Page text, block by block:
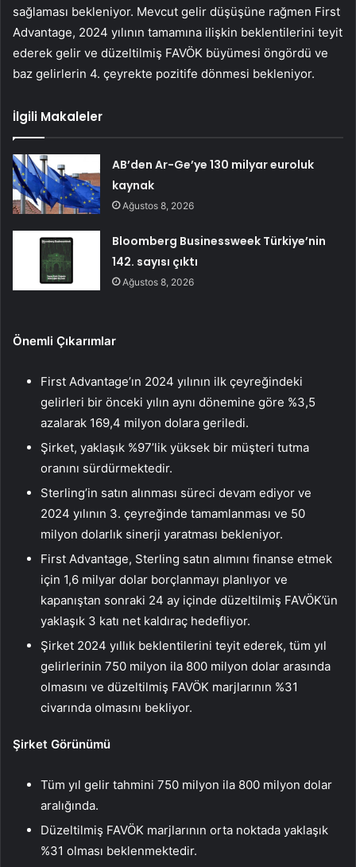
sağlaması bekleniyor. Mevcut gelir düşüşüne rağmen First
Advantage, 2024 yılının tamamına ilişkin beklentilerini teyit
ederek gelir ve düzeltilmiş FAVÖK büyümesi öngördü ve
baz gelirlerin 4. çeyrekte pozitife dönmesi bekleniyor.
İlgili Makaleler
AB’den Ar-Ge’ye 130 milyar euroluk
kaynak
Ağustos 8, 2026
Bloomberg Businessweek Türkiye’nin
142. sayısı çıktı
Ağustos 8, 2026
Önemli Çıkarımlar
First Advantage’ın 2024 yılının ilk çeyreğindeki
gelirleri bir önceki yılın aynı dönemine göre %3,5
azalarak 169,4 milyon dolara geriledi.
Şirket, yaklaşık %97’lik yüksek bir müşteri tutma
oranını sürdürmektedir.
Sterling’in satın alınması süreci devam ediyor ve
2024 yılının 3. çeyreğinde tamamlanması ve 50
milyon dolarlık sinerji yaratması bekleniyor.
First Advantage, Sterling satın alımını finanse etmek
için 1,6 milyar dolar borçlanmayı planlıyor ve
kapanıştan sonraki 24 ay içinde düzeltilmiş FAVÖK’ün
yaklaşık 3 katı net kaldıraç hedefliyor.
Şirket 2024 yıllık beklentilerini teyit ederek, tüm yıl
gelirlerinin 750 milyon ila 800 milyon dolar arasında
olmasını ve düzeltilmiş FAVÖK marjlarının %31
civarında olmasını bekliyor.
Şirket Görünümü
Tüm yıl gelir tahmini 750 milyon ila 800 milyon dolar
aralığında.
Düzeltilmiş FAVÖK marjlarının orta noktada yaklaşık
%31 olması beklenmektedir.